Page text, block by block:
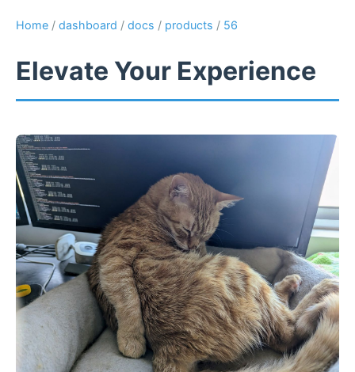
Home / dashboard / docs / products / 56
Elevate Your Experience